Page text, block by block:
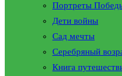
Портреты
Дети войны
Сад мечты
Серебряный
Книга